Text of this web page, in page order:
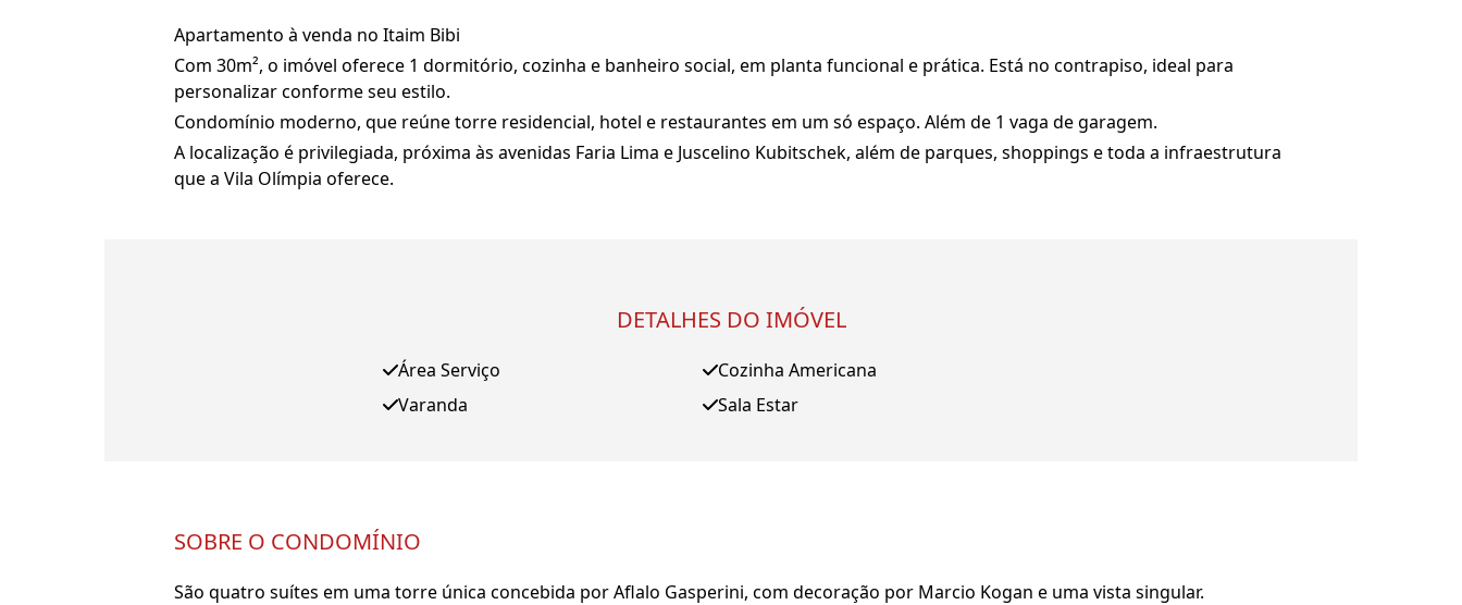
Apartamento à venda no Itaim Bibi
Com 30m², o imóvel oferece 1 dormitório, cozinha e banheiro social, em planta funcional e prática. Está no contrapiso, ideal para
personalizar conforme seu estilo.
Condomínio moderno, que reúne torre residencial, hotel e restaurantes em um só espaço. Além de 1 vaga de garagem.
A localização é privilegiada, próxima às avenidas Faria Lima e Juscelino Kubitschek, além de parques, shoppings e toda a infraestrutura
que a Vila Olímpia oferece.
DETALHES DO IMÓVEL
Área Serviço
Varanda
Cozinha Americana
Sala Estar
SOBRE O CONDOMÍNIO
São quatro suítes em uma torre única concebida por Aflalo Gasperini, com decoração por Marcio Kogan e uma vista singular.